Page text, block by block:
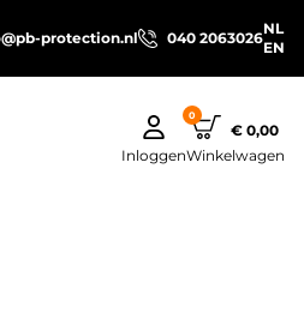
protection.nl 040 2063026
NL
EN
Inloggen
0
€ 0,00
Winkelwagen